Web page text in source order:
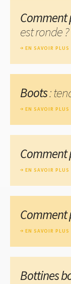
Comment
est ronde ?
EN SAVOIR PLUS
Boots:
EN SAVOIR PLUS
EN SAVOIR PLUS
Comment
EN SAVOIR PLUS
Bottines